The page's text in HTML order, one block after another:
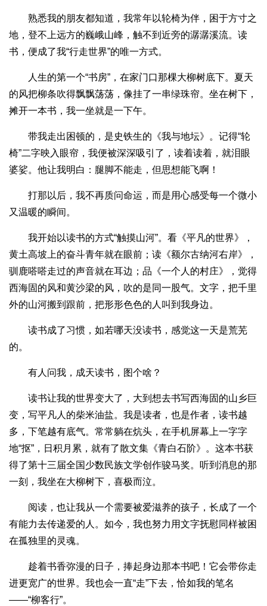
熟悉我的朋友都知道，我常年以轮椅为伴，困于方寸之
地，登不上远方的巍峨山峰，触不到近旁的潺潺溪流。读
书，便成了我“行走世界”的唯一方式。
人生的第一个“书房”，在家门口那棵大柳树底下。夏天
的风把柳条吹得飘飘荡荡，像挂了一串绿珠帘。坐在树下，
摊开一本书，我一坐就是一下午。
带我走出困顿的，是史铁生的《我与地坛》。记得“轮
椅”二字映入眼帘，我便被深深吸引了，读着读着，就泪眼
婆娑。他让我明白：腿脚不能走，但思想能飞啊！
打那以后，我不再质问命运，而是用心感受每一个微小
又温暖的瞬间。
我开始以读书的方式“触摸山河”。看《平凡的世界》，
黄土高坡上的奋斗青年就在眼前；读《额尔古纳河右岸》，
驯鹿嗒嗒走过的声音就在耳边；品《一个人的村庄》，觉得
西海固的风和黄沙梁的风，吹的是同一股气。文字，把千里
外的山河搬到跟前，把形形色色的人叫到我身边。
读书成了习惯，如若哪天没读书，感觉这一天是荒芜
的。
有人问我，成天读书，图个啥？
读书让我的世界变大了，大到想去书写西海固的山乡巨
变，写平凡人的柴米油盐。我是读者，也是作者，读书越
多，下笔越有底气。常常躺在炕头，在手机屏幕上一字字
地“抠”，日积月累，就有了散文集《青白石阶》。这本书获
得了第十三届全国少数民族文学创作骏马奖。听到消息的那
一刻，我坐在大柳树下，喜极而泣。
阅读，也让我从一个需要被爱滋养的孩子，长成了一个
有能力去传递爱的人。如今，我也努力用文字抚慰同样被困
在孤独里的灵魂。
趁着书香弥漫的日子，捧起身边那本书吧！它会带你走
进更宽广的世界。我也会一直“走”下去，恰如我的笔名
——“柳客行”。